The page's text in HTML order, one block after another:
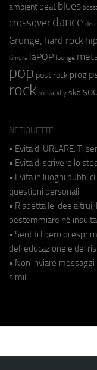
ambient beat blues
crossover dance
Grunge; hard rock
kimura laPOP lounge
pop post rock prog
rock rockabilly ska
NETIQUETTE
• Evita di URLARE. Ti
• Evita di scrivere lo
• Evita in luoghi
questioni personali.
• Rispetta le idee
bestemmiare né
• Sentiti libero di
dell'educazione e del
• Non inviare
simili.